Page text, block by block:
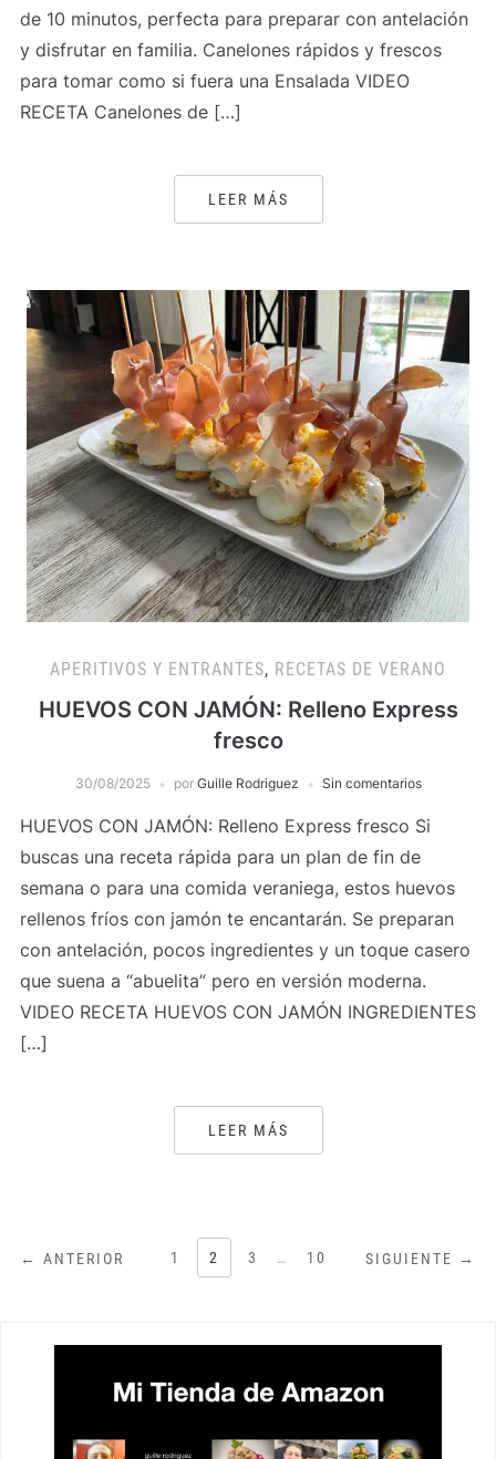
de 10 minutos, perfecta para preparar con antelación
y disfrutar en familia. Canelones rápidos y frescos
para tomar como si fuera una Ensalada VIDEO
RECETA Canelones de […]
LEER MÁS
APERITIVOS Y ENTRANTES, RECETAS DE VERANO
HUEVOS CON JAMÓN: Relleno Express
fresco
30/08/2025 por Guille Rodriguez Sin comentarios
HUEVOS CON JAMÓN: Relleno Express fresco Si
buscas una receta rápida para un plan de fin de
semana o para una comida veraniega, estos huevos
rellenos fríos con jamón te encantarán. Se preparan
con antelación, pocos ingredientes y un toque casero
que suena a “abuelita” pero en versión moderna.
VIDEO RECETA HUEVOS CON JAMÓN INGREDIENTES
[…]
LEER MÁS
PAGINACIÓN
← ANTERIOR 1 2 3 … 10 SIGUIENTE →